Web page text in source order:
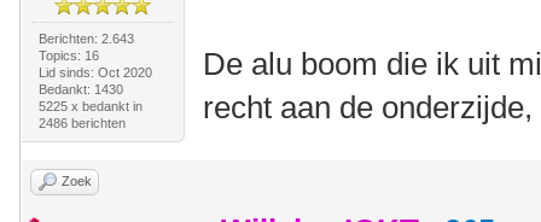
Berichten: 2.643
Topics: 16
Lid sinds: Oct 2020
Bedankt: 1430
5225 x bedankt in
2486 berichten
De alu boom die ik uit
recht aan de
Zoek